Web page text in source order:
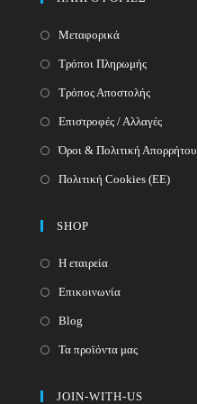
Μεταφορικά
Τρόποι Πληρωμής
Τρόπος Αποστολής
Επιστροφές / Αλλαγές
Όροι & Πολιτική Απορρήτου
Πολιτική Cookies (ΕΕ)
SHOP
Η εταιρεία
Επικοινωνία
Blog
Τα προϊόντα μας
JOIN-WITH-US